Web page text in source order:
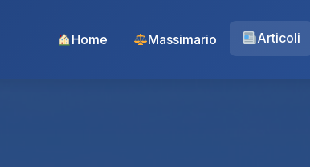
Home Massimario Articoli